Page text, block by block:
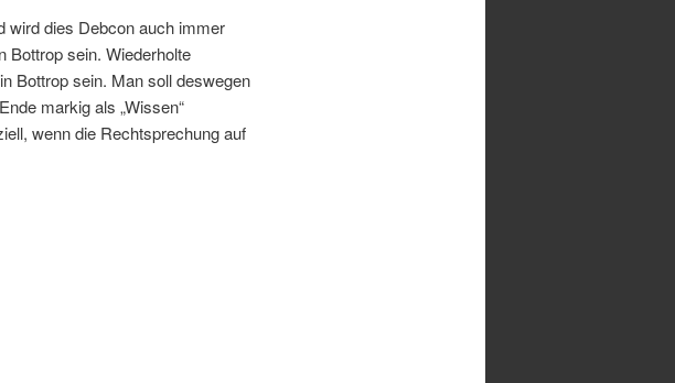
wird dies Debcon auch immer
Bottrop sein. Wiederholte
Bottrop sein. Man soll deswegen
markig als „Wissen“
wenn die Rechtsprechung auf